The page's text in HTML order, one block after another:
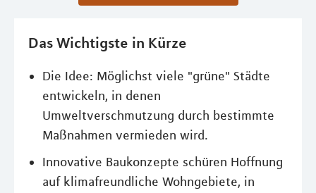
Das Wichtigste in Kürze
Die Idee: Möglichst viele "grüne" Städte
entwickeln, in denen
Umweltverschmutzung durch bestimmte
Maßnahmen vermieden wird.
Innovative Baukonzepte schüren Hoffnung
auf klimafreundliche Wohngebiete, in